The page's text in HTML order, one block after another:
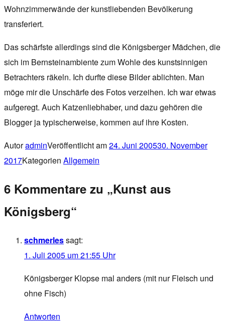
Wohnzimmerwände der kunstliebenden Bevölkerung
transferiert.
Das schärfste allerdings sind die Königsberger Mädchen, die
sich im Bernsteinambiente zum Wohle des kunstsinnigen
Betrachters räkeln. Ich durfte diese Bilder ablichten. Man
möge mir die Unschärfe des Fotos verzeihen. Ich war etwas
aufgeregt. Auch Katzenliebhaber, und dazu gehören die
Blogger ja typischerweise, kommen auf ihre Kosten.
AutoradminVeröffentlicht am24. Juni 200530. November
2017Kategorien Allgemein
6 Kommentare zu „Kunst aus
Königsberg“
schmerlessagt:
1. Juli 2005 um 21:55 Uhr
Königsberger Klopse mal anders (mit nur Fleisch und
ohne Fisch)
Antworten